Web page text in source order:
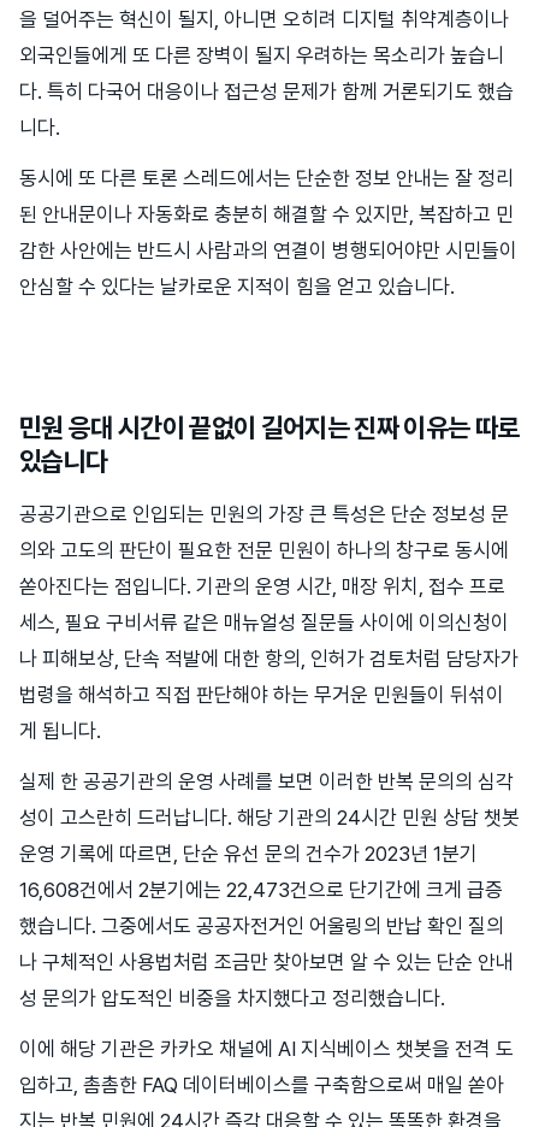
을 덜어주는 혁신이 될지, 아니면 오히려 디지털 취약계층이나
외국인들에게 또 다른 장벽이 될지 우려하는 목소리가 높습니
다. 특히 다국어 대응이나 접근성 문제가 함께 거론되기도 했습
니다.
동시에 또 다른 토론 스레드에서는 단순한 정보 안내는 잘 정리
된 안내문이나 자동화로 충분히 해결할 수 있지만, 복잡하고 민
감한 사안에는 반드시 사람과의 연결이 병행되어야만 시민들이
안심할 수 있다는 날카로운 지적이 힘을 얻고 있습니다.
민원 응대 시간이 끝없이 길어지는 진짜 이유는 따로
있습니다
공공기관으로 인입되는 민원의 가장 큰 특성은 단순 정보성 문
의와 고도의 판단이 필요한 전문 민원이 하나의 창구로 동시에
쏟아진다는 점입니다. 기관의 운영 시간, 매장 위치, 접수 프로
세스, 필요 구비서류 같은 매뉴얼성 질문들 사이에 이의신청이
나 피해보상, 단속 적발에 대한 항의, 인허가 검토처럼 담당자가
법령을 해석하고 직접 판단해야 하는 무거운 민원들이 뒤섞이
게 됩니다.
실제 한 공공기관의 운영 사례를 보면 이러한 반복 문의의 심각
성이 고스란히 드러납니다. 해당 기관의 24시간 민원 상담 챗봇
운영 기록에 따르면, 단순 유선 문의 건수가 2023년 1분기
16,608건에서 2분기에는 22,473건으로 단기간에 크게 급증
했습니다. 그중에서도 공공자전거인 어울링의 반납 확인 질의
나 구체적인 사용법처럼 조금만 찾아보면 알 수 있는 단순 안내
성 문의가 압도적인 비중을 차지했다고 정리했습니다.
이에 해당 기관은 카카오 채널에 AI 지식베이스 챗봇을 전격 도
입하고, 촘촘한 FAQ 데이터베이스를 구축함으로써 매일 쏟아
지는 반복 민원에 24시간 즉각 대응할 수 있는 똑똑한 환경을